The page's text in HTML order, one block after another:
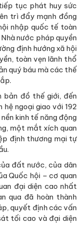
tục phát huy sức
trì đẩy mạnh đồng
nhập quốc tế toàn
nước pháp quyền
định hướng xã hội
toàn vẹn lãnh thổ
quý báu mà các thế
bản đồ thế giới, đến
ngoại giao với 192
kinh tế năng động
một mắt xích quan
định thương mại tự
đất nước, của dân
Quốc hội – cơ quan
đại diện cao nhất
qua đã hoàn thành
quyết định các vấn
tối cao và đại diện